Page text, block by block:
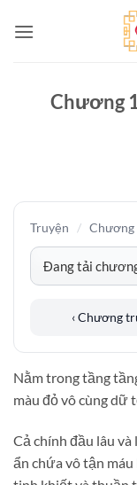
qua
Chương
Truyện / Chương
‹ Chương
Nằm trong tầng
màu đỏ vô cùng dữ
Cả chính đầu lâu
ẩn chứa vô tận